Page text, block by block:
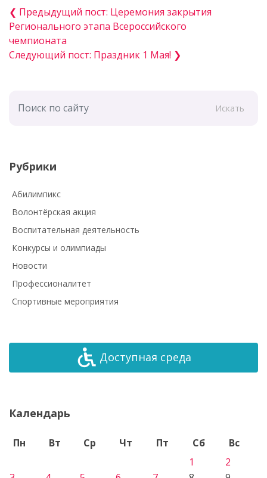
❮ Предыдущий пост: Церемония закрытия
Регионального этапа Всероссийского
чемпионата
Следующий пост: Праздник 1 Мая! ❯
Искать
Рубрики
Абилимпикс
Волонтёрская акция
Воспитательная деятельность
Конкурсы и олимпиады
Новости
Профессионалитет
Спортивные мероприятия
Доступная среда
Календарь
Пн Вт Ср Чт Пт Сб
Вс
1
2